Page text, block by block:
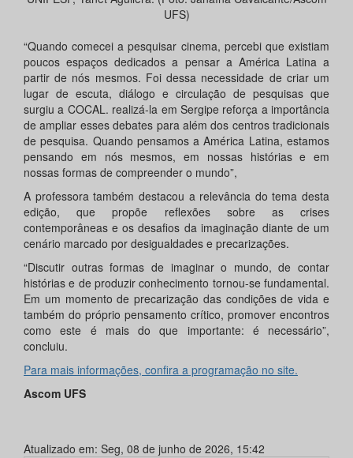
UFS)
“Quando comecei a pesquisar cinema, percebi que existiam
poucos espaços dedicados a pensar a América Latina a
partir de nós mesmos. Foi dessa necessidade de criar um
lugar de escuta, diálogo e circulação de pesquisas que
surgiu a COCAL. realizá-la em Sergipe reforça a importância
de ampliar esses debates para além dos centros tradicionais
de pesquisa. Quando pensamos a América Latina, estamos
pensando em nós mesmos, em nossas histórias e em
nossas formas de compreender o mundo”,
A professora também destacou a relevância do tema desta
edição, que propõe reflexões sobre as crises
contemporâneas e os desafios da imaginação diante de um
cenário marcado por desigualdades e precarizações.
“Discutir outras formas de imaginar o mundo, de contar
histórias e de produzir conhecimento tornou-se fundamental.
Em um momento de precarização das condições de vida e
também do próprio pensamento crítico, promover encontros
como este é mais do que importante: é necessário”,
concluiu.
Para mais informações, confira a programação no site.
Ascom UFS
Atualizado em: Seg, 08 de junho de 2026, 15:42